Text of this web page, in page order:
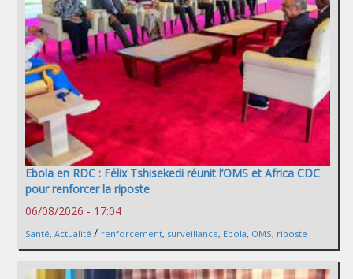
Ebola en RDC : Félix Tshisekedi réunit l’OMS et Africa CDC
pour renforcer la riposte
06/08/2026 - 17:04
Santé, Actualité / renforcement, surveillance, Ebola, OMS, riposte